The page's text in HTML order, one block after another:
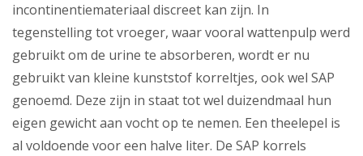
incontinentiemateriaal discreet kan zijn. In
tegenstelling tot vroeger, waar vooral wattenpulp werd
gebruikt om de urine te absorberen, wordt er nu
gebruikt van kleine kunststof korreltjes, ook wel SAP
genoemd. Deze zijn in staat tot wel duizendmaal hun
eigen gewicht aan vocht op te nemen. Een theelepel is
al voldoende voor een halve liter. De SAP korrels